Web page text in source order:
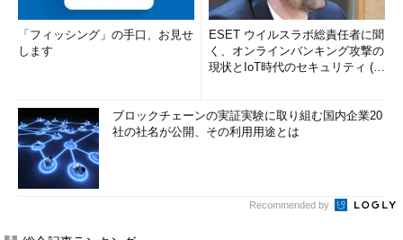
「フィッシング」の手口、お見せ
します
ESET ウイルスラボ総責任者に聞
く、オンラインバンキング攻撃の
現状とIoT時代のセキュリティ (1/
ブロックチェーンの実証実験に取り組む国内企業20
社の社名が公開、その利用用途とは
Recommended by